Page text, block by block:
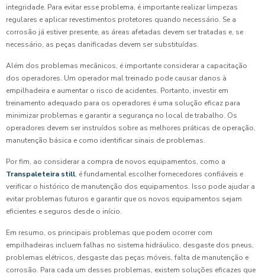
integridade. Para evitar esse problema, é importante realizar limpezas
regulares e aplicar revestimentos protetores quando necessário. Se a
corrosão já estiver presente, as áreas afetadas devem ser tratadas e, se
necessário, as peças danificadas devem ser substituídas.
Além dos problemas mecânicos, é importante considerar a capacitação
dos operadores. Um operador mal treinado pode causar danos à
empilhadeira e aumentar o risco de acidentes. Portanto, investir em
treinamento adequado para os operadores é uma solução eficaz para
minimizar problemas e garantir a segurança no local de trabalho. Os
operadores devem ser instruídos sobre as melhores práticas de operação,
manutenção básica e como identificar sinais de problemas.
Por fim, ao considerar a compra de novos equipamentos, como a
Transpaleteira still, é fundamental escolher fornecedores confiáveis e
verificar o histórico de manutenção dos equipamentos. Isso pode ajudar a
evitar problemas futuros e garantir que os novos equipamentos sejam
eficientes e seguros desde o início.
Em resumo, os principais problemas que podem ocorrer com
empilhadeiras incluem falhas no sistema hidráulico, desgaste dos pneus,
problemas elétricos, desgaste das peças móveis, falta de manutenção e
corrosão. Para cada um desses problemas, existem soluções eficazes que